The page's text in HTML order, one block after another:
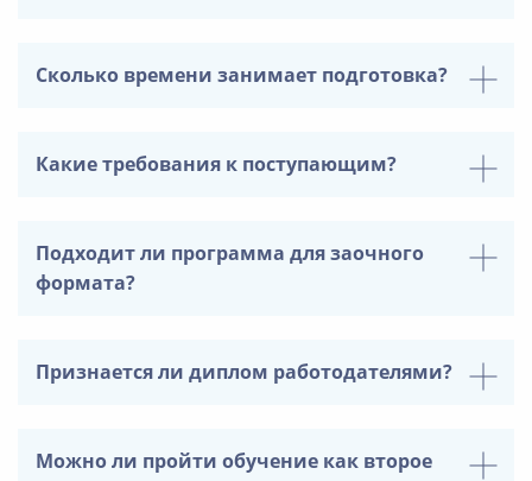
Сколько времени занимает подготовка?
Какие требования к поступающим?
Подходит ли программа для заочного
формата?
Признается ли диплом работодателями?
Можно ли пройти обучение как второе